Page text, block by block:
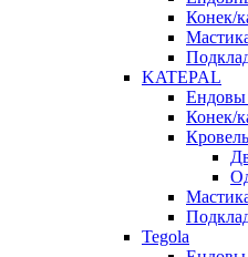
Конек/
KATEPAL
Ендовы
Конек/
Tegola